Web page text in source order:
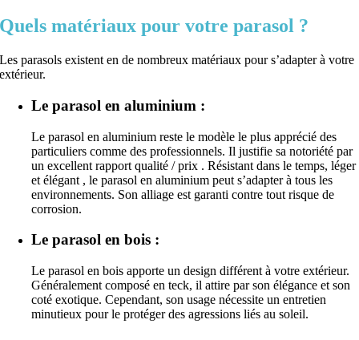
Quels matériaux pour votre parasol ?
Les parasols existent en de nombreux matériaux pour s’adapter à votre
extérieur.
Le parasol en aluminium :
Le parasol en aluminium reste le modèle le plus apprécié des
particuliers comme des professionnels. Il justifie sa notoriété par
un excellent rapport qualité / prix . Résistant dans le temps, léger
et élégant , le parasol en aluminium peut s’adapter à tous les
environnements. Son alliage est garanti contre tout risque de
corrosion.
Le parasol en bois :
Le parasol en bois apporte un design différent à votre extérieur.
Généralement composé en teck, il attire par son élégance et son
coté exotique. Cependant, son usage nécessite un entretien
minutieux pour le protéger des agressions liés au soleil.